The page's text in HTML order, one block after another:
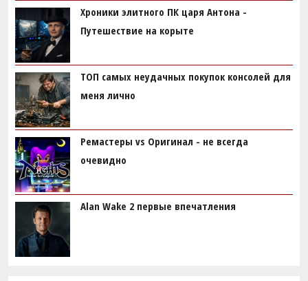
Хроники элитного ПК царя Антона -
Путешествие на корыте
ТОП самых неудачных покупок консолей для
меня лично
Ремастеры vs Оригинал - не всегда
очевидно
Alan Wake 2 первые впечатления